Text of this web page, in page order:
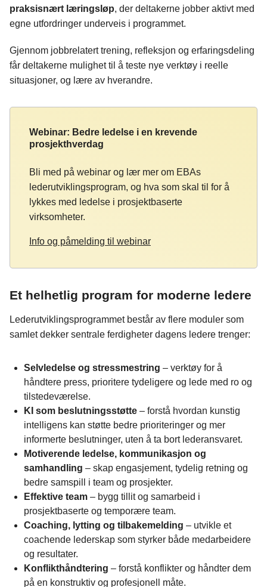
praksisnært læringsløp, der deltakerne jobber aktivt med
egne utfordringer underveis i programmet.
Gjennom jobbrelatert trening, refleksjon og erfaringsdeling
får deltakerne mulighet til å teste nye verktøy i reelle
situasjoner, og lære av hverandre.
Webinar: Bedre ledelse i en krevende
prosjekthverdag
Bli med på webinar og lær mer om EBAs
lederutviklingsprogram, og hva som skal til for å
lykkes med ledelse i prosjektbaserte
virksomheter.
Info og påmelding til webinar
Et helhetlig program for moderne ledere
Lederutviklingsprogrammet består av flere moduler som
samlet dekker sentrale ferdigheter dagens ledere trenger:
Selvledelse og stressmestring – verktøy for å
håndtere press, prioritere tydeligere og lede med ro og
tilstedeværelse.
KI som beslutningsstøtte – forstå hvordan kunstig
intelligens kan støtte bedre prioriteringer og mer
informerte beslutninger, uten å ta bort lederansvaret.
Motiverende ledelse, kommunikasjon og
samhandling – skap engasjement, tydelig retning og
bedre samspill i team og prosjekter.
Effektive team – bygg tillit og samarbeid i
prosjektbaserte og temporære team.
Coaching, lytting og tilbakemelding – utvikle et
coachende lederskap som styrker både medarbeidere
og resultater.
Konflikthåndtering – forstå konflikter og håndter dem
på en konstruktiv og profesjonell måte.